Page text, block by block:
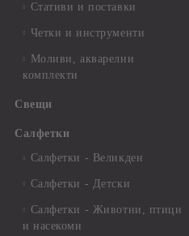
Стативи и поставки
Четки и инструменти
Моливи, акварелни
комплекти
Свещи
Салфетки
Салфетки - Великден
Салфетки - Детски
Салфетки - Животни, птици
и насекоми